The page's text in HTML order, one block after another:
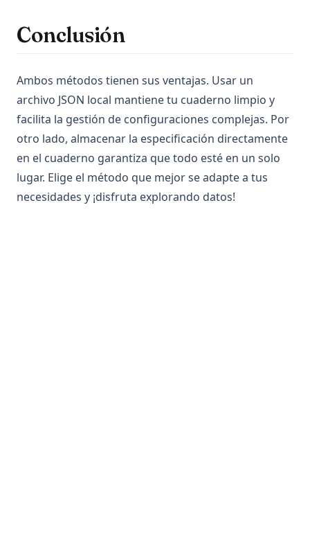
Conclusión
Ambos métodos tienen sus ventajas. Usar un
archivo JSON local mantiene tu cuaderno limpio y
facilita la gestión de configuraciones complejas. Por
otro lado, almacenar la especificación directamente
en el cuaderno garantiza que todo esté en un solo
lugar. Elige el método que mejor se adapte a tus
necesidades y ¡disfruta explorando datos!